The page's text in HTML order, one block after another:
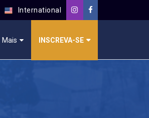
International
Mais INSCREVA-SE